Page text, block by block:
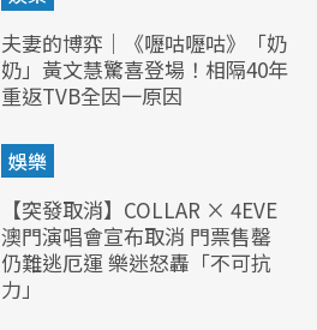
夫妻的博弈｜《嚦咕嚦咕》「奶
奶」黃文慧驚喜登場！相隔40年
重返TVB全因一原因
娛樂
【突發取消】COLLAR × 4EVE
澳門演唱會宣布取消 門票售罄
仍難逃厄運 樂迷怒轟「不可抗
力」